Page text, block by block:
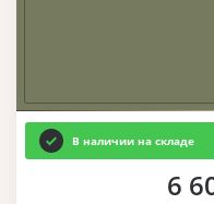
В наличии на складе
6